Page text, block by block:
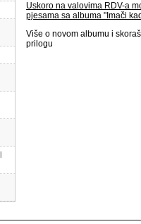
Uskoro na valovima RDV-a
pjesama sa albuma "Imači
Više o novom albumu i
prilogu